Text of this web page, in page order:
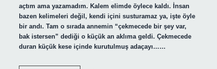
açtım ama yazamadım. Kalem elimde öylece kaldı. İnsan
bazen kelimeleri değil, kendi içini susturamaz ya, işte öyle
bir andı. Tam o sırada annemin “çekmecede bir şey var,
bak istersen” dediği o küçük an aklıma geldi. Çekmecede
duran küçük kese içinde kurutulmuş adaçayı……